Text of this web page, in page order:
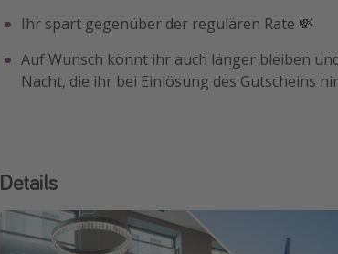
Ihr spart gegenüber der regulären Rate 💸
Auf Wunsch könnt ihr auch länger bleiben
Nacht, die ihr bei Einlösung des Gutscheins
Details